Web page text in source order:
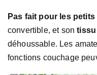
Pas fait pour les
convertible, et son
déhoussable. Les
fonctions couchage